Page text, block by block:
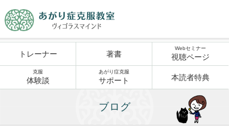
トレーナー 著書
Webセミナー
視聴ページ
克服
体験談
あがり症克服
サポート 本読者特典
ブログ